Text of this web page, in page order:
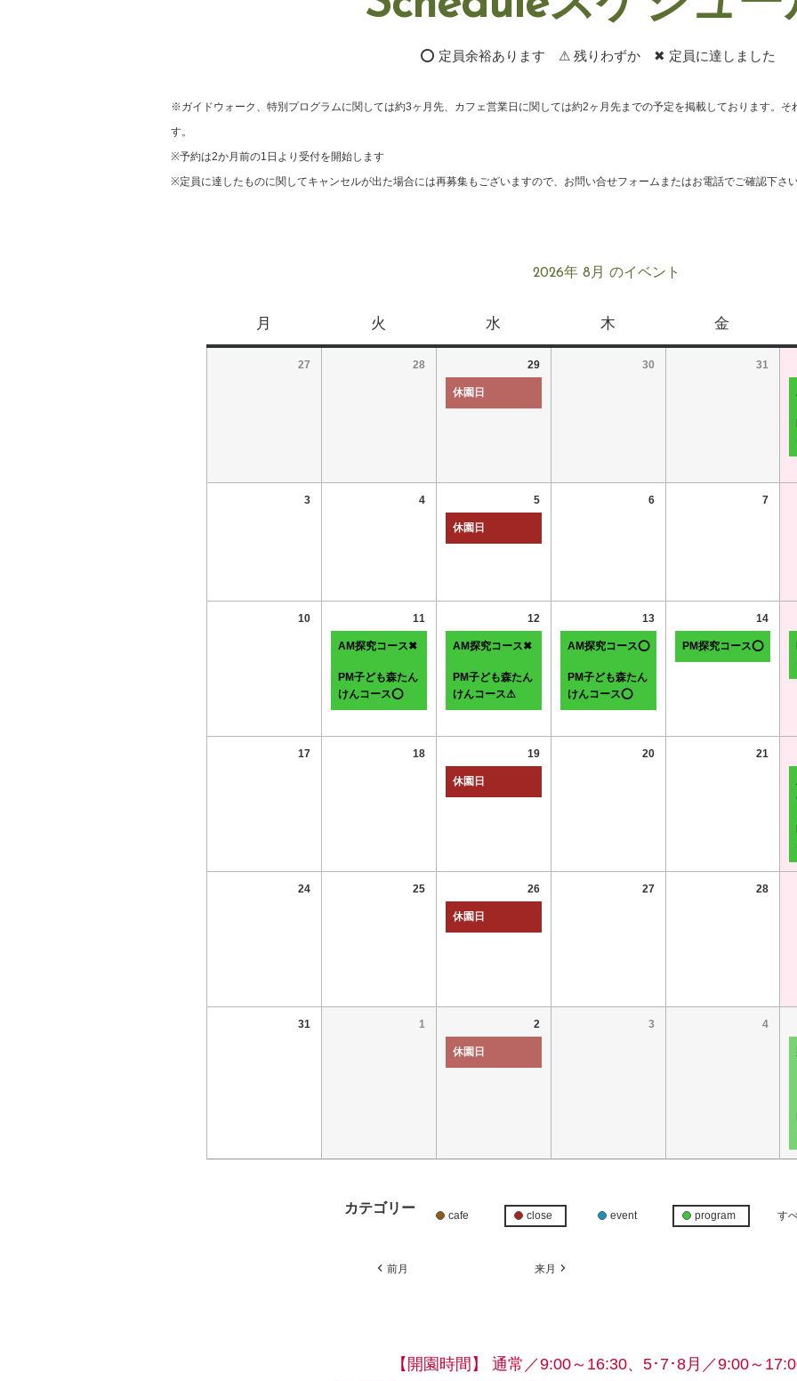
⭕ 定員余裕あります ⚠ 残りわずか ✖ 定員に達しました
※ガイドウォーク、特別プログラムに関しては約3ヶ月先、カフェ営業日に関しては約2ヶ月先までの予定を掲載しております。そ
す。
※予約は2か月前の1日より受付を開始します
※定員に達したものに関してキャンセルが出た場合には再募集もございますので、お問い合せフォームまたはお電話でご確認下さい
2026年 8月 のイベント
月 火 水 木 金
27 28 29
休園日
30 31
3 4 5
休園日
6 7
10 11
AM探究コース✖
PM子ども森たん
けんコース⭕
12
AM探究コース✖
PM子ども森たん
けんコース⚠
13
AM探究コース⭕
PM子ども森たん
けんコース⭕
14
PM探究コース⭕
17 18 19
休園日
20 21
24 25 26
休園日
27 28
31 1 2
休園日
3 4
カテゴリー cafe close event program す
前月 来月
【開園時間】
通常／9:00～16:30、5･7･8月／9:00～